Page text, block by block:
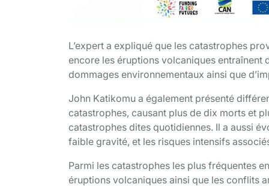
L’expert a expliqué que les catastrophes
encore les éruptions volcaniques entraînent
dommages environnementaux ainsi que
John Katikomu a également présenté
catastrophes, causant plus de dix morts et
catastrophes dites quotidiennes. Il a aussi
faible gravité, et les risques intensifs
Parmi les catastrophes les plus fréquentes
éruptions volcaniques ainsi que les conflits